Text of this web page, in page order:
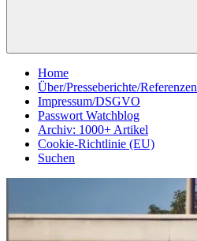
Home
Über/Presseberichte/Referenzen
Impressum/DSGVO
Passwort Watchblog
Archiv: 1000+ Artikel
Cookie-Richtlinie (EU)
Suchen